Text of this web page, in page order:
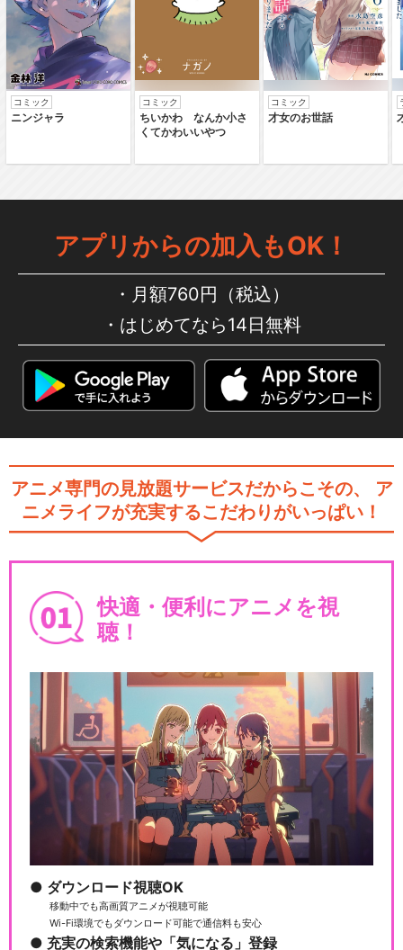
コミック
ニンジャラ
コミック
ちいかわ なんか小さ
くてかわいいやつ
コミック
才女のお世話
アプリからの加入もOK！
月額760円（税込）
はじめてなら14日無料
アニメ専門の見放題サービスだからこその、
ア
ニメライフが充実するこだわりがいっぱい！
快適・便利にアニメを視
聴！
ダウンロード視聴OK
移動中でも高画質アニメが視聴可能
Wi-Fi環境でもダウンロード可能で通信料も安心
充実の検索機能や「気になる」登録